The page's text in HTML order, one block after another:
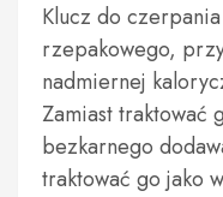
Klucz do
rzepakowego,
nadmiernej
Zamiast traktować
bezkarnego
traktować go jako